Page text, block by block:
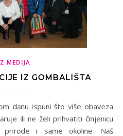
MEDIJA
IZ GOMBALIŠTA
ili ne želi prihvatiti činjenicu
i same okoline. Naš